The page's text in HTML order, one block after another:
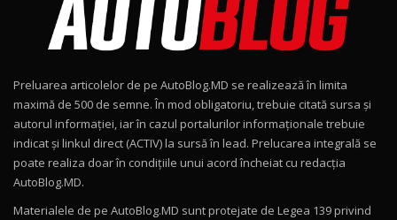
Noul Geely EX2 / Test Drive AutoBlog.MD
15:22
Mercedes-AMG E 53 HYBRID 4MATIC+ / Test
Drive AutoBlog.MD
16:27
11
Noul Volvo ES90 / Test Drive AutoBlog.MD
Preluarea articolelor de pe AutoBlog.MD se realizează în limita
maximă de 500 de semne. În mod obligatoriu, trebuie citată sursa și
autorul informației, iar în cazul portalurilor informaționale trebuie
indicat și linkul direct (ACTIV) la sursă în lead. Prelucarea integrală se
poate realiza doar în condițiile unui acord încheiat cu redacţia
AutoBlog.MD.
Materialele de pe AutoBlog.MD sunt protejate de Legea 139 privind